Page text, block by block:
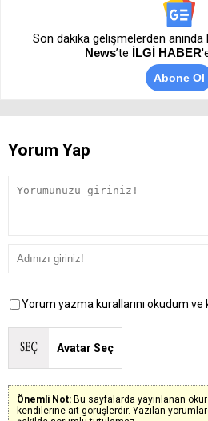
Son dakika gelişmelerden
News’te İLGİ HABER
Abone Ol
Yorum Yap
Yorum yazma kurallarını okudum ve
Avatar Seç
Önemli Not: Bu sayfalarda yayınlanan
kendilerine ait görüşlerdir. Yazılan